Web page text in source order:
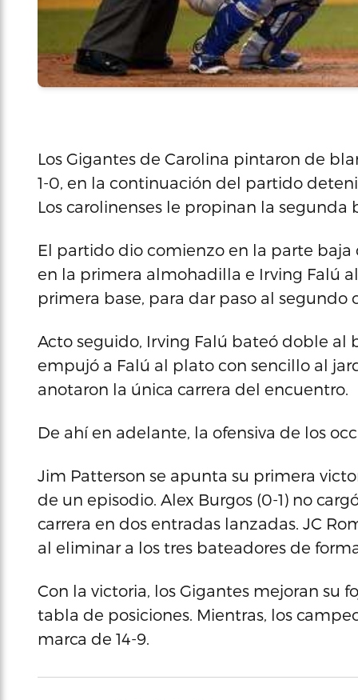
Los Gigantes de Carolina pintaron de
1-0, en la continuación del partido
Los carolinenses le propinan la
El partido dio comienzo en la parte baja
en la primera almohadilla e Irving Falú
primera base, para dar paso al segundo
Acto seguido, Irving Falú bateó doble al
empujó a Falú al plato con sencillo al
anotaron la única carrera del encuentro.
De ahí en adelante, la ofensiva de los
Jim Patterson se apunta su primera
de un episodio. Alex Burgos (0-1) no
carrera en dos entradas lanzadas. JC
al eliminar a los tres bateadores de
Con la victoria, los Gigantes mejoran su
tabla de posiciones. Mientras, los
marca de 14-9.